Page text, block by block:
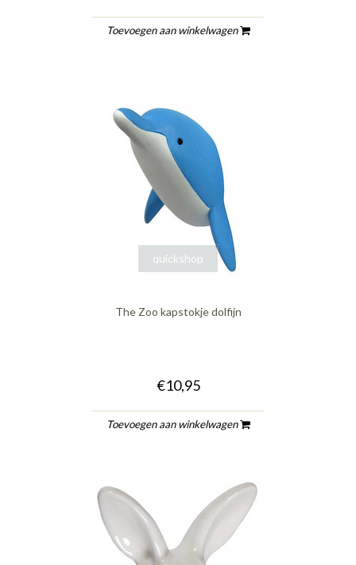
Toevoegen aan winkelwagen
quickshop
The Zoo kapstokje dolfijn
€10,95
Toevoegen aan winkelwagen